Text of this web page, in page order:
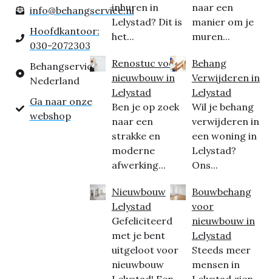
info@behangservice.nl
Hoofdkantoor:
030-2072303
Behangservice
Nederland
Ga naar onze
webshop
inhuren in
Lelystad? Dit is
het...
Renostuc voor
nieuwbouw in
Lelystad
Ben je op zoek
naar een
strakke en
moderne
afwerking...
Nieuwbouw
Lelystad
Gefeliciteerd
met je bent
uitgeloot voor
nieuwbouw
naar een
manier om je
muren...
Behang
Verwijderen in
Lelystad
Wil je behang
verwijderen in
een woning in
Lelystad?
Ons...
Bouwbehang
voor
nieuwbouw in
Lelystad
Steeds meer
mensen in